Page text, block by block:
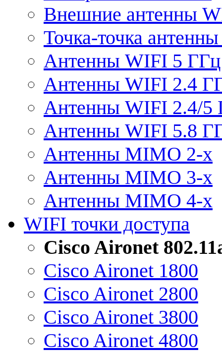
Внешние антенны
Точка-точка
Антенны WIFI 5 ГГц
Антенны WIFI 2.4
Антенны WIFI 2.4/5
Антенны WIFI 5.8
Антенны MIMO 2-x
Антенны MIMO 3-x
Антенны MIMO 4-x
WIFI точки доступа
Cisco Aironet
Cisco Aironet 1800
Cisco Aironet 2800
Cisco Aironet 3800
Cisco Aironet 4800